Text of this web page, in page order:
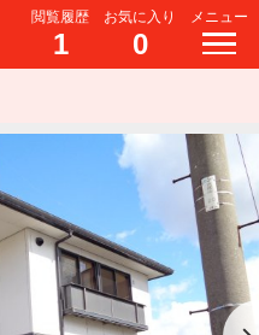
閲覧履歴
1
お気に入り
0
メニュー